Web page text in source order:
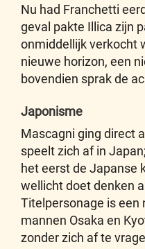
Nu had Franchetti
geval pakte Illica zijn
onmiddellijk verkocht
nieuwe horizon, een
bovendien sprak de
Japonisme
Mascagni ging direct
speelt zich af in
het eerst de Japanse
wellicht doet denken
Titelpersonage is een
mannen Osaka en
zonder zich af te